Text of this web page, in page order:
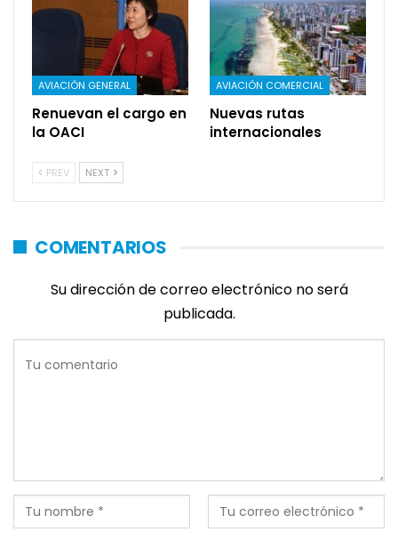
AVIACIÓN GENERAL
Renuevan el cargo en
la OACI
AVIACIÓN COMERCIAL
Nuevas rutas
internacionales
PREV NEXT
COMENTARIOS
Su dirección de correo electrónico no será
publicada.